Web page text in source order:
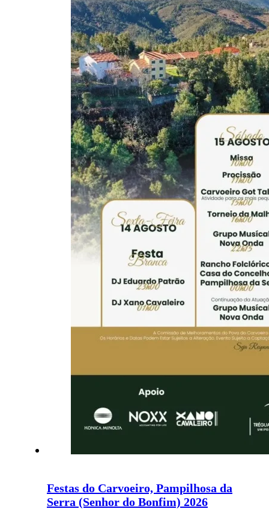
Festas do Carvoeiro, Pampilhosa da
Serra (Senhor do Bonfim) 2026